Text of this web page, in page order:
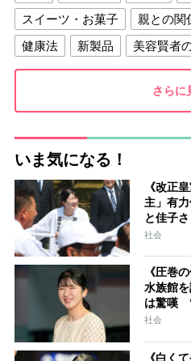
スイーツ・お菓子
親との関
健康法
新製品
美容賢者
夫との関係
新津春子 ど
さらに
いま気になる！
《改正
主」有
と佳子
の女性”
社会
《圧巻
水族館
は驚嘆
加「市民
社会
《白く